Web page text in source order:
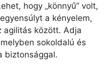
hogy „könnyű” volt,
a kényelem,
agilitás között. Adja
sokoldalú és
biztonsággal.